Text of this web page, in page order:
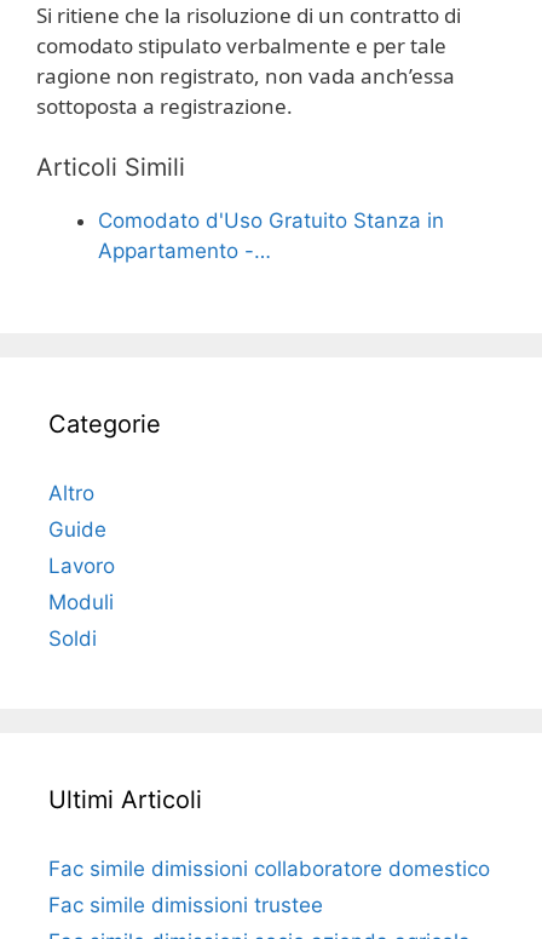
Si ritiene che la risoluzione di un contratto di
comodato stipulato verbalmente e per tale
ragione non registrato, non vada anch’essa
sottoposta a registrazione.
Articoli Simili
Comodato d'Uso Gratuito Stanza in
Appartamento -…
Categorie
Altro
Guide
Lavoro
Moduli
Soldi
Ultimi Articoli
Fac simile dimissioni collaboratore domestico​​​
Fac simile dimissioni trustee​​​